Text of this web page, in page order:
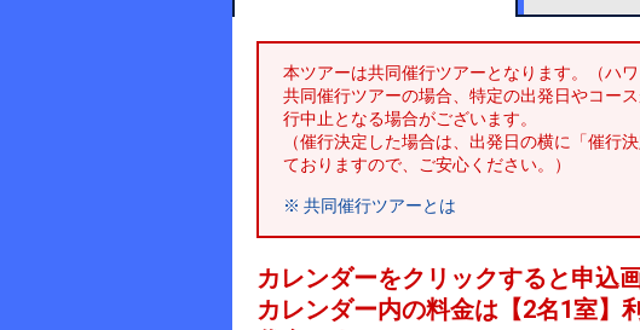
本ツアーは共同催行ツアーとなります。（ハ
共同催行ツアーの場合、特定の出発日やコー
行中止となる場合がございます。
（催行決定した場合は、出発日の横に「催行
ておりますので、ご安心ください。）
※ 共同催行ツアーとは
カレンダーをクリックすると申込
カレンダー内の料金は 【2名1室】